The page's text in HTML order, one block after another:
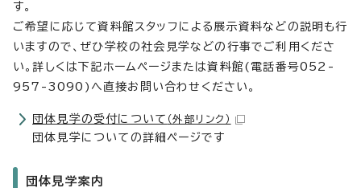
す。
ご希望に応じて資料館スタッフによる展示資料などの説明も行
いますので、ぜひ学校の社会見学などの行事でご利用くださ
い。詳しくは下記ホームページまたは資料館(電話番号052-
957-3090)へ直接お問い合わせください。
団体見学の受付について （外部リンク）
団体見学についての詳細ページです
団体見学案内